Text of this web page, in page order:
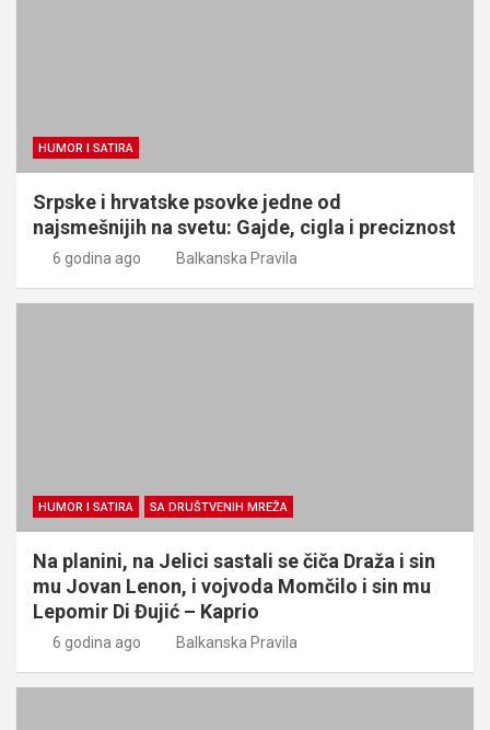
HUMOR I SATIRA
Srpske i hrvatske psovke jedne od
najsmešnijih na svetu: Gajde, cigla i preciznost
6 godina ago Balkanska Pravila
HUMOR I SATIRA SA DRUŠTVENIH MREŽA
Na planini, na Jelici sastali se čiča Draža i sin
mu Jovan Lenon, i vojvoda Momčilo i sin mu
Lepomir Di Đujić – Kaprio
6 godina ago Balkanska Pravila